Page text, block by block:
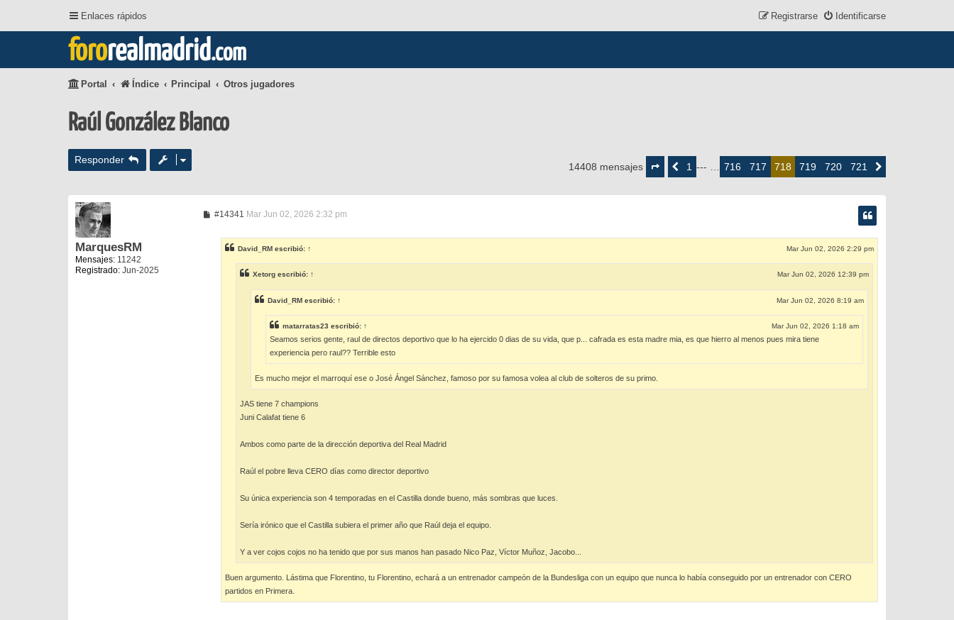
Enlaces rápidos Identificarse
Registrarse
fororealmadrid.com
Portal Índice Principal Otros jugadores
Raúl González Blanco
Responder
14408 mensajes
deAnterior1 --- … 716 717 718 719 720 721Siguiente
MarquesRM
Mensajes: 11242
Registrado: Jun-2025
#14341 M
a
j
e
Mar Jun 02, 2026 2:32 pm
David_RM escribió: ↑ Mar Jun 02, 2026 2:29 pm
Xetorg escribió: ↑ Mar Jun 02, 2026 12:39 pm
David_RM escribió: ↑ Mar Jun 02, 2026 8:19 am
matarratas23 escribió: ↑ Mar Jun 02, 2026 1:18 am
Seamos serios gente, raul de directos deportivo que lo ha ejercido 0 dias de su vida, que p... cafrada es esta madre mia, es que hierro al menos pues mira tiene
experiencia pero raul?? Terrible esto
Es mucho mejor el marroquí ese o José Ángel Sánchez, famoso por su famosa volea al club de solteros de su primo.
JAS tiene 7 champions
Juni Calafat tiene 6
Ambos como parte de la dirección deportiva del Real Madrid
Raúl el pobre lleva CERO días como director deportivo
Su única experiencia son 4 temporadas en el Castilla donde bueno, más sombras que luces.
Sería irónico que el Castilla subiera el primer año que Raúl deja el equipo.
Y a ver cojos cojos no ha tenido que por sus manos han pasado Nico Paz, Víctor Muñoz, Jacobo...
Buen argumento. Lástima que Florentino, tu Florentino, echará a un entrenador campeón de la Bundesliga con un equipo que nunca lo había conseguido por un entrenador con CERO
partidos en Primera.